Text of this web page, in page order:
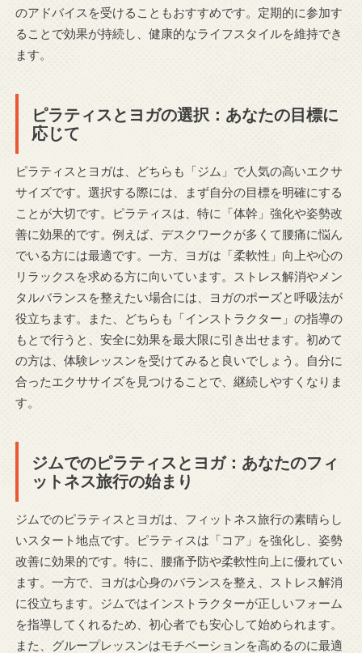
のアドバイスを受けることもおすすめです。定期的に参加す
ることで効果が持続し、健康的なライフスタイルを維持でき
ます。
ピラティスとヨガの選択：あなたの目標に
応じて
ピラティスとヨガは、どちらも「ジム」で人気の高いエクサ
サイズです。選択する際には、まず自分の目標を明確にする
ことが大切です。ピラティスは、特に「体幹」強化や姿勢改
善に効果的です。例えば、デスクワークが多くて腰痛に悩ん
でいる方には最適です。一方、ヨガは「柔軟性」向上や心の
リラックスを求める方に向いています。ストレス解消やメン
タルバランスを整えたい場合には、ヨガのポーズと呼吸法が
役立ちます。また、どちらも「インストラクター」の指導の
もとで行うと、安全に効果を最大限に引き出せます。初めて
の方は、体験レッスンを受けてみると良いでしょう。自分に
合ったエクササイズを見つけることで、継続しやすくなりま
す。
ジムでのピラティスとヨガ：あなたのフィ
ットネス旅行の始まり
ジムでのピラティスとヨガは、フィットネス旅行の素晴らし
いスタート地点です。ピラティスは「コア」を強化し、姿勢
改善に効果的です。特に、腰痛予防や柔軟性向上に優れてい
ます。一方で、ヨガは心身のバランスを整え、ストレス解消
に役立ちます。ジムではインストラクターが正しいフォーム
を指導してくれるため、初心者でも安心して始められます。
また、グループレッスンはモチベーションを高めるのに最適